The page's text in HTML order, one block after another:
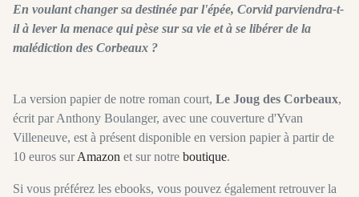
En voulant changer sa destinée par l'épée, Corvid parviendra-t-
il à lever la menace qui pèse sur sa vie et à se libérer de la
malédiction des Corbeaux ?
La version papier de notre roman court, Le Joug des Corbeaux,
écrit par Anthony Boulanger, avec une couverture d'Yvan
Villeneuve, est à présent disponible en version papier à partir de
10 euros surAmazon et sur notre boutique.
Si vous préférez les ebooks, vous pouvez également retrouver la